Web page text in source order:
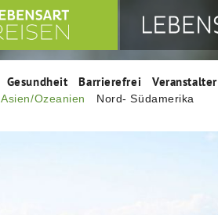
Asien/Ozeanien Nord- Südamerika
Gesundheit Barrierefrei Veranstalter